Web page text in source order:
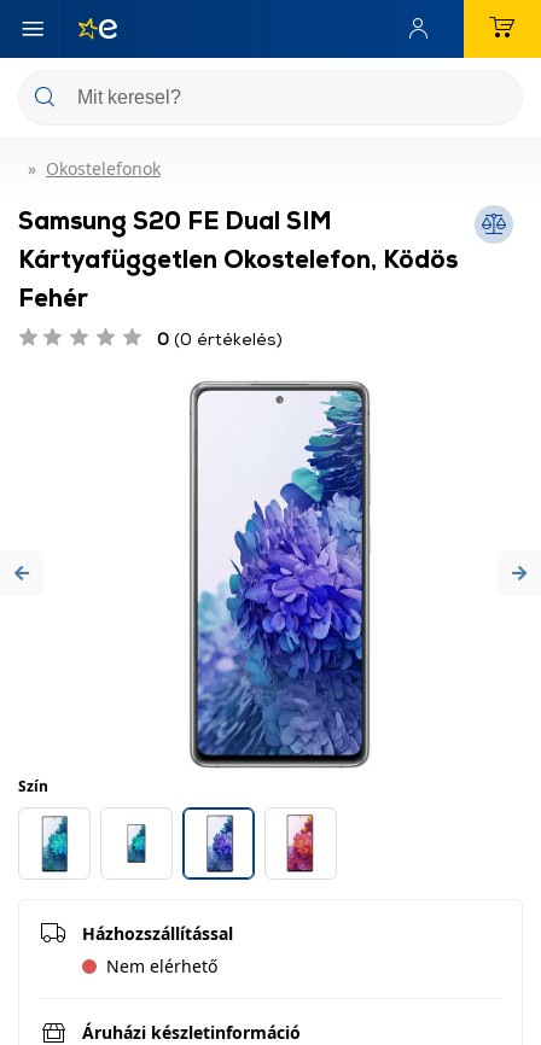
Okostelefonok
Samsung S20 FE Dual SIM
Kártyafüggetlen Okostelefon, Ködös
Fehér
0 (0 értékelés)
Previous
Szín
Házhozszállítással
Nem elérhető
Áruházi készletinformáció